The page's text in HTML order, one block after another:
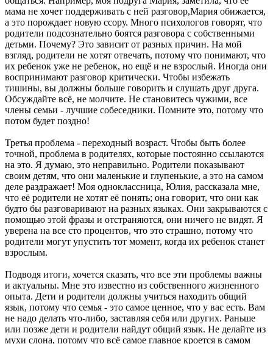
мама не хочет поддерживать с ней разговор,Мария обижается,
а это порождает новую ссору. Много психологов говорят, что
родители подсознательно боятся разговора с собственными
детьми. Почему? Это зависит от разных причин. На мой
взгляд, родители не хотят отвечать, потому что понимают, что
их ребенок уже не ребенок, но ещё и не взрослый. Иногда они
воспринимают разговор критически. Чтобы избежать
тишины, вы должны больше говорить и слушать друг друга.
Обсуждайте всё, не молчите. Не становитесь чужими, все
члены семьи - лучшие собеседники. Помните это, потому что
потом будет поздно!
Третья проблема - переходный возраст. Чтобы быть более
точной, проблема в родителях, которые постоянно ссылаются
на это. Я думаю, это неправильно. Родители показывают
своим детям, что они маленькие и глупенькие, а это на самом
деле раздражает! Моя одноклассница, Юлия, рассказала мне,
что её родители не хотят её понять; она говорит, что они как
будто бы разговаривают на разных языках. Они закрываются с
помощью этой фразы и отстраняются, они ничего не видят. Я
уверена на все сто процентов, что это страшно, потому что
родители могут упустить тот момент, когда их ребенок станет
взрослым.
Подводя итоги, хочется сказать, что все эти проблемы важны
и актуальны. Мне это известно из собственного жизненного
опыта. Дети и родители должны учиться находить общий
язык, потому что семья - это самое ценное, что у вас есть. Вам
не надо делать что-либо, заставляя себя или других. Раньше
или позже дети и родители найдут общий язык. Не делайте из
мухи слона, потому что всё самое главное кроется в самом